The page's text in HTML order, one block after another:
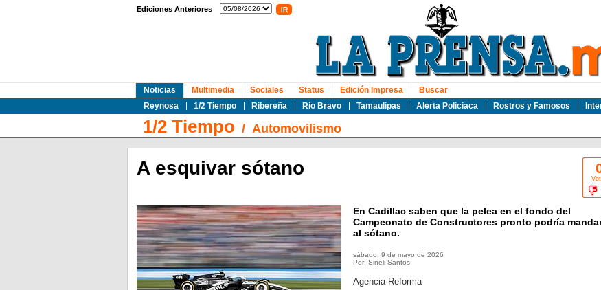
Ediciones Anteriores
Noticias
Reynosa
1/2 Tiempo Ribereña Rio Bravo Tamaulipas Alerta Policiaca Rostros y Famosos
Multimedia Sociales Status Edición Impresa Buscar
1/2 Tiempo / Automovilismo
A esquivar sótano
En Cadillac saben que la pelea en el fondo del
Campeonato de Constructores pronto podría
al sótano.
sábado, 9 de mayo de 2026
Por: Sineli Santos
Agencia Reforma